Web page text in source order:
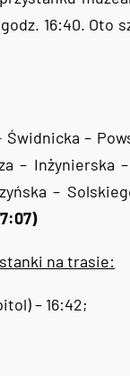
16:40. Oto
–
– Inżynierska
–
na trasie:
– 16:42;